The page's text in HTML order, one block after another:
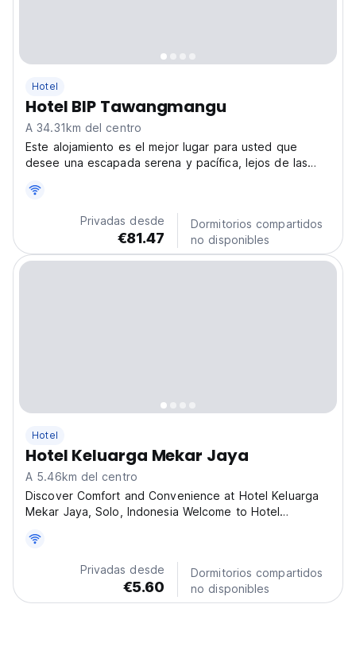
Hotel
Hotel BIP Tawangmangu
A 34.31km del centro
Este alojamiento es el mejor lugar para usted que
desee una escapada serena y pacífica, lejos de las
Privadas desde
€81.47
Dormitorios compartidos
no disponibles
Hotel
Hotel Keluarga Mekar Jaya
A 5.46km del centro
Discover Comfort and Convenience at Hotel Keluarga
Mekar Jaya, Solo, Indonesia Welcome to Hotel
Solo, Indonesia. Perfect for families, business travelers,
and solo adventurers, our hotel offers a blend...
Privadas desde
€5.60
Dormitorios compartidos
no disponibles